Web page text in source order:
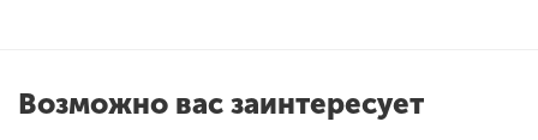
Возможно вас заинтересует